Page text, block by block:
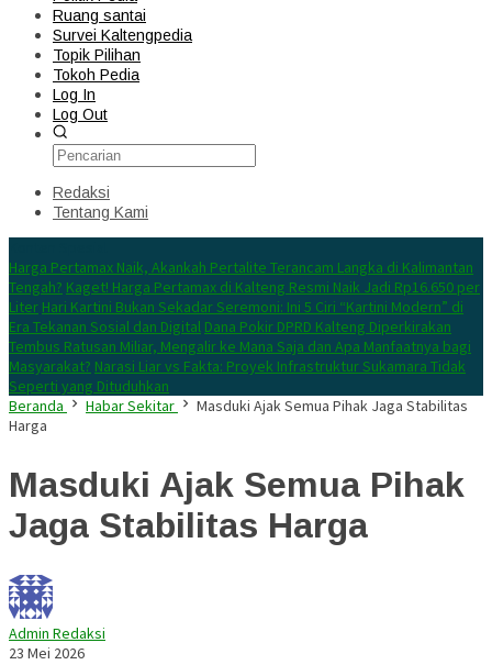
Ruang santai
Survei Kaltengpedia
Topik Pilihan
Tokoh Pedia
Log In
Log Out
Redaksi
Tentang Kami
Harga Pertamax Naik, Akankah Pertalite Terancam Langka di Kalimantan
Tengah? Kaget! Harga Pertamax di Kalteng Resmi Naik Jadi Rp16.650 per
Liter Hari Kartini Bukan Sekadar Seremoni: Ini 5 Ciri “Kartini Modern” di
Era Tekanan Sosial dan Digital Dana Pokir DPRD Kalteng Diperkirakan
Tembus Ratusan Miliar, Mengalir ke Mana Saja dan Apa Manfaatnya bagi
Masyarakat? Narasi Liar vs Fakta: Proyek Infrastruktur Sukamara Tidak
Seperti yang Dituduhkan
Beranda
Habar Sekitar
Masduki Ajak Semua Pihak Jaga Stabilitas
Harga
Masduki Ajak Semua Pihak
Jaga Stabilitas Harga
Admin Redaksi
23 Mei 2026